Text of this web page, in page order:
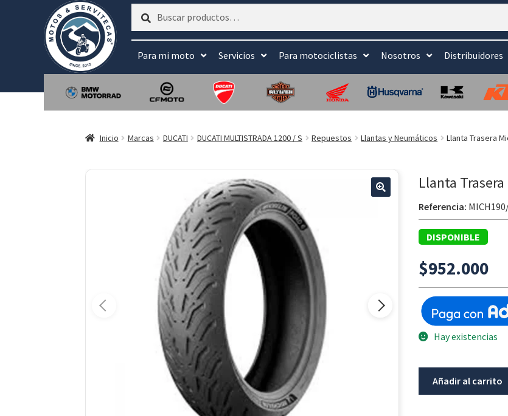
Buscar
Buscar
Para mi moto Servicios Para motociclistas Nosotros Distribuidores
Inicio Marcas DUCATI DUCATI MULTISTRADA 1200 / S Repuestos Llantas y Neumáticos Llanta Trasera
Llanta
Referencia:
DISPONIBLE
$952.000
Hay existencias
Añadir al carrito